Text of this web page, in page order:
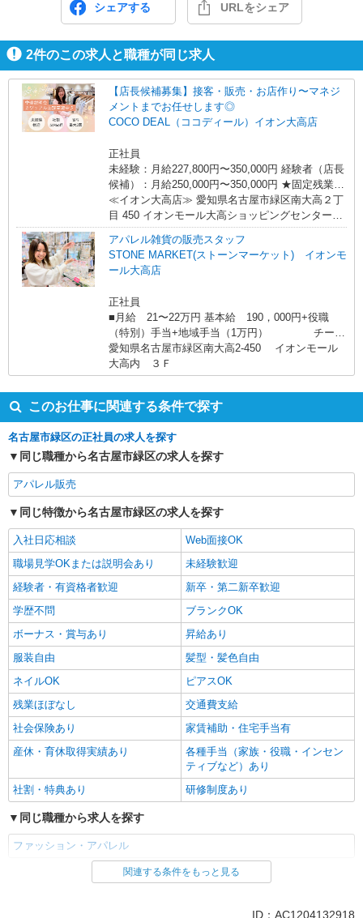
シェアする URLをシェア
2件のこの求人と職種が同じ求人
【店長候補募集】接客・販売・お店作り〜マネジ
メントまでお任せします◎
COCO DEAL（ココディール）イオン大高店
正社員
未経験：月給227,800円〜350,000円 経験者（店長
候補）：月給250,000円〜350,000円 ★固定残業手
当：28,800円（月給に含む） ※経験・能力考慮 ※
固定残業時間は1ヶ月あたり20時間、超過時は追加
で残業手当支給 ※月3万円まで交通費支給 ※試用
期間（2〜3ヶ月）も同条件 【手当】固定残業手当
／資格手当／店舗職制手当／住宅手当（実家外か
つ賃貸の場合のみ別途支給）※入社時から支給／
す。詳細は面接時にお尋ねください。
≪イオン大高店≫ 愛知県名古屋市緑区南大高２丁
目 450 イオンモール大高ショッピングセンター１
Ｆ
アパレル雑貨の販売スタッフ
STONE MARKET(ストーンマーケット) イオンモ
ール大高店
正社員
■月給 21〜22万円 基本給 190，000円+役職
（特別）手当+地域手当（1万円） チーフ
職：20，000円 一般職：10,000円 ※採用
時に経験、適正を見て決定いたします。 ◆ 賞与年
2回 ◆ 昇給あり （賞与、昇給については入社1年
経過後より、 本人の実績及び会社業績により変動
します。） ◆ 研修中月給変動なし（6ヶ月） ◆
報奨金制度(予算達成時） 15000円〜（社内規
定有） ◆交通費（月上限3万円まで）
愛知県名古屋市緑区南大高2-450 イオンモール
大高内 ３Ｆ
このお仕事に関連する条件で探す
名古屋市緑区の正社員の求人を探す
同じ職種から名古屋市緑区の求人を探す
アパレル販売
同じ特徴から名古屋市緑区の求人を探す
入社日応相談
Web面接OK
職場見学OKまたは説明会あり
未経験歓迎
経験者・有資格者歓迎
新卒・第二新卒歓迎
学歴不問
ブランクOK
ボーナス・賞与あり
昇給あり
服装自由
髪型・髪色自由
ネイルOK
ピアスOK
残業ほぼなし
交通費支給
社会保険あり
家賃補助・住宅手当有
産休・育休取得実績あり
各種手当（家族・役職・インセン
ティブなど）あり
社割・特典あり
研修制度あり
同じ職種から求人を探す
ファッション・アパレル
同じ特徴から求人を探す関連する条件をもっと見る
ID：AC1204132918